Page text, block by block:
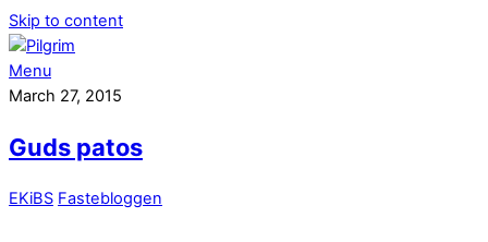
Skip to content
Menu
March 27, 2015
Guds patos
EKiBS Fastebloggen